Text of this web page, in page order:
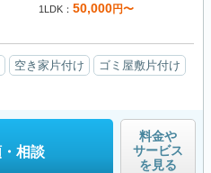
1LDK 50,000円〜
空き家片付け
ゴミ屋敷片付け
相談
料金や
サービス
を見る